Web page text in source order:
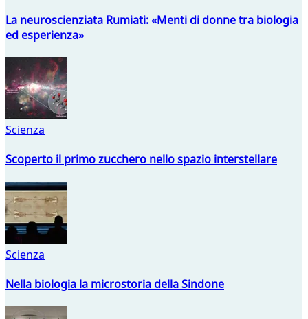
La neuroscienziata Rumiati: «Menti di donne tra biologia
ed esperienza»
Scienza
Scoperto il primo zucchero nello spazio interstellare
Scienza
Nella biologia la microstoria della Sindone